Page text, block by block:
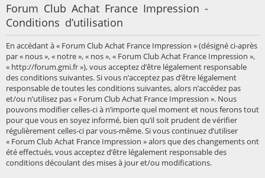
Forum Club Achat France Impression -
Conditions d’utilisation
En accédant à « Forum Club Achat France Impression » (désigné ci-après
par « nous », « notre », « nos », « Forum Club Achat France Impression »,
« http://forum.gmi.fr »), vous acceptez d’être légalement responsable
des conditions suivantes. Si vous n’acceptez pas d’être légalement
responsable de toutes les conditions suivantes, alors n’accédez pas
et/ou n’utilisez pas « Forum Club Achat France Impression ». Nous
pouvons modifier celles-ci à n’importe quel moment et nous ferons tout
pour que vous en soyez informé, bien qu’il soit prudent de vérifier
régulièrement celles-ci par vous-même. Si vous continuez d’utiliser
« Forum Club Achat France Impression » alors que des changements ont
été effectués, vous acceptez d’être légalement responsable des
conditions découlant des mises à jour et/ou modifications.